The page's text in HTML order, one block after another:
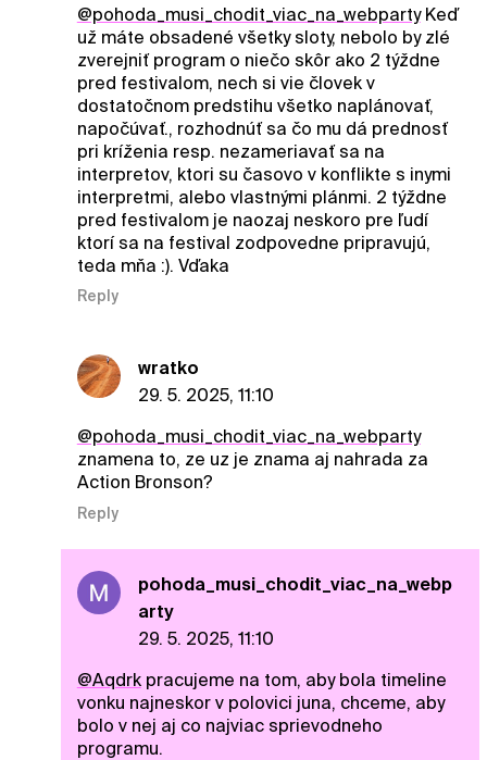
@pohoda_musi_chodit_viac_na_webpartyKeď
už máte obsadené všetky sloty, nebolo by zlé
zverejniť program o niečo skôr ako 2 týždne
pred festivalom, nech si vie človek v
dostatočnom predstihu všetko naplánovať,
napočúvať., rozhodnúť sa čo mu dá prednosť
pri kríženia resp. nezameriavať sa na
interpretov, ktori su časovo v konflikte s inymi
interpretmi, alebo vlastnými plánmi. 2 týždne
pred festivalom je naozaj neskoro pre ľudí
ktorí sa na festival zodpovedne pripravujú,
teda mňa :). Vďaka
Reply
wratko
29. 5. 2025, 11:10
@pohoda_musi_chodit_viac_na_webparty
znamena to, ze uz je znama aj nahrada za
Action Bronson?
Reply
pohoda_musi_chodit_viac_na_webp
arty
29. 5. 2025, 11:10
@Aqdrkpracujeme na tom, aby bola timeline
vonku najneskor v polovici juna, chceme, aby
bolo v nej aj co najviac sprievodneho
programu.